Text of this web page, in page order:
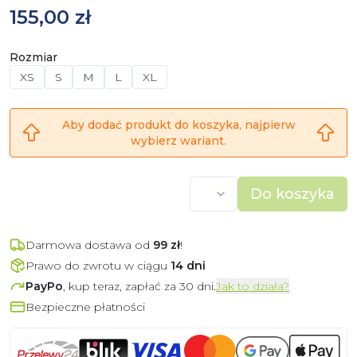
155,00 zł
Rozmiar
XS
S M L XL
Aby dodać produkt do koszyka, najpierw
wybierz wariant.
Do koszyka
Darmowa dostawa od 99 zł!
Prawo do zwrotu w ciągu 14 dni
PayPo, kup teraz, zapłać za 30 dni.Jak to działa?
Bezpieczne płatności